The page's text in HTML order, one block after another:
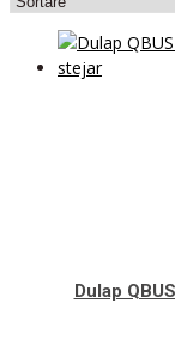
Dulap